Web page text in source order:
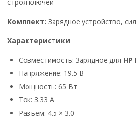
строя ключей
Комплект: Зарядное устройство,
Характеристики
Совместимость: Зарядное для HP
Напряжение: 19.5 В
Мощность: 65 Вт
Ток: 3.33 А
Разъем: 4.5 × 3.0